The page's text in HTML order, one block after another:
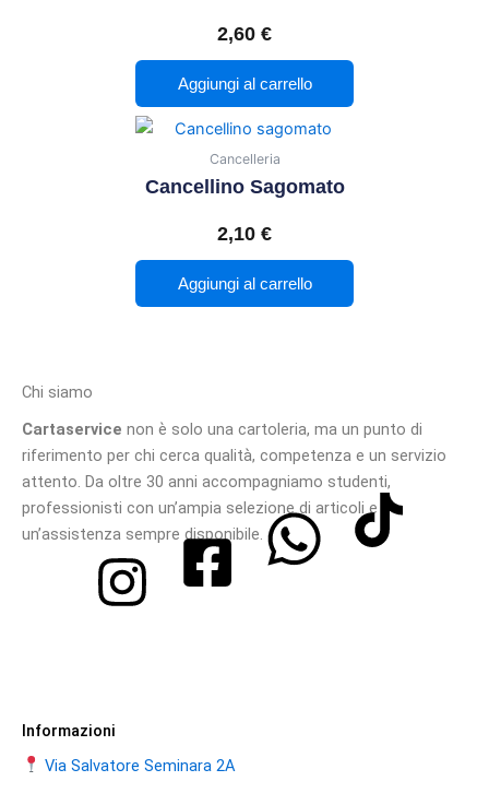
2,60 €
Aggiungi al carrello
Cancelleria
Cancellino Sagomato
2,10 €
Aggiungi al carrello
Chi siamo
Cartaservice non è solo una cartoleria, ma un punto di
riferimento per chi cerca qualità, competenza e un servizio
attento. Da oltre 30 anni accompagniamo studenti,
professionisti con un’ampia selezione di articoli e
un’assistenza sempre disponibile.
Informazioni
Via Salvatore Seminara 2A